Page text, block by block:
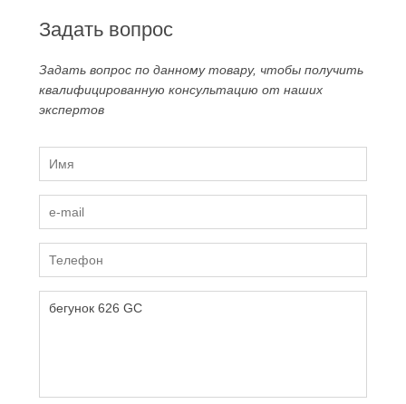
Задать вопрос
Задать вопрос по данному товару, чтобы получить
квалифицированную консультацию от наших
экспертов